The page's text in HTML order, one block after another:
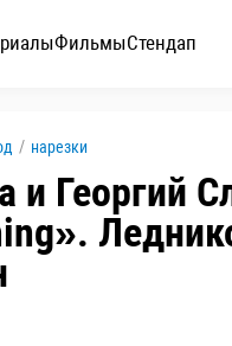
ФильмыСтендап
/ нарезки
и Георгий